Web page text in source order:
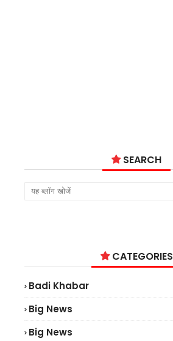
SEARCH
CATEGORIES
Badi Khabar
Big News
Big News